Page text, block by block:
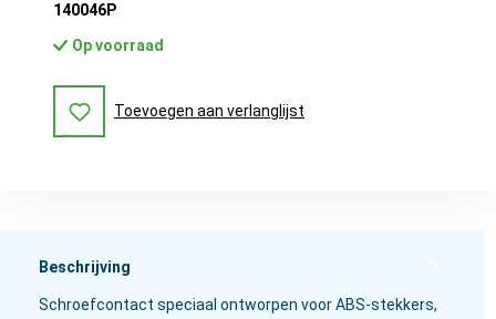
140046P
Op voorraad
Toevoegen aan verlanglijst
Beschrijving
Schroefcontact speciaal ontworpen voor ABS-stekkers,